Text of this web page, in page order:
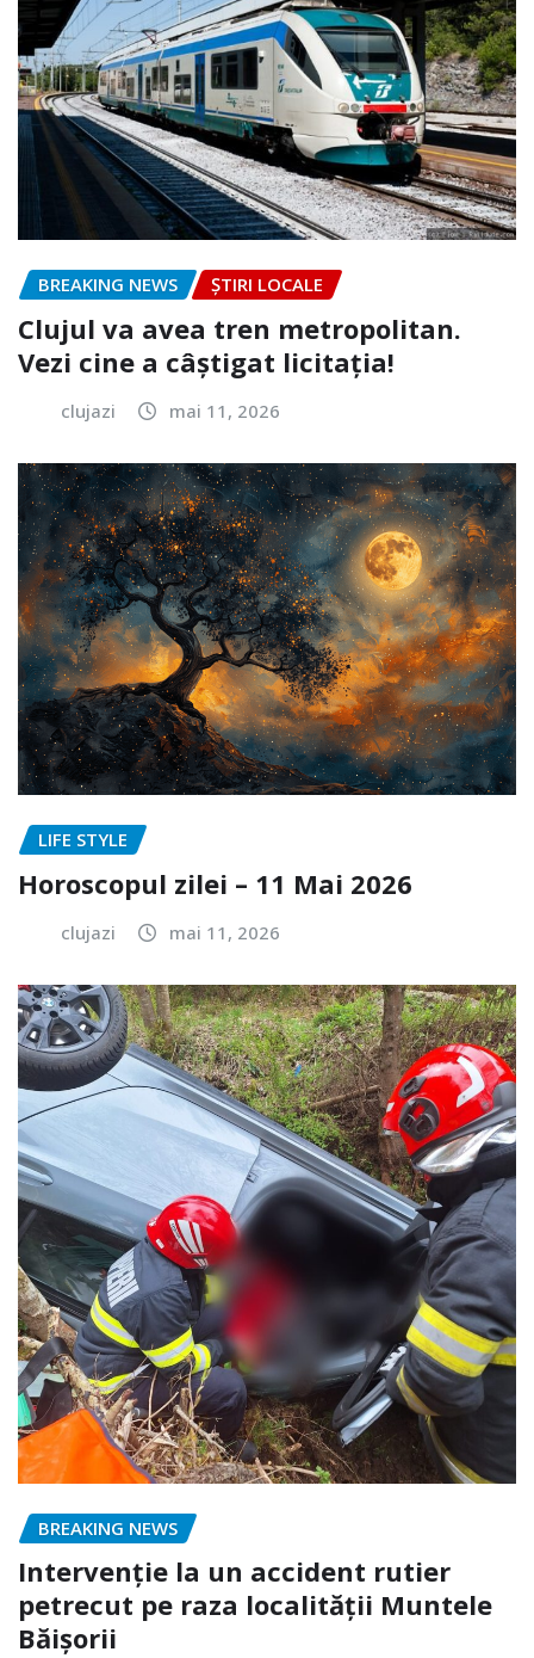
BREAKING NEWS ȘTIRI LOCALE
Clujul va avea tren metropolitan.
Vezi cine a câștigat licitația!
clujazi mai 11, 2026
LIFE STYLE
Horoscopul zilei – 11 Mai 2026
clujazi mai 11, 2026
BREAKING NEWS
Intervenție la un accident rutier
petrecut pe raza localității Muntele
Băișorii